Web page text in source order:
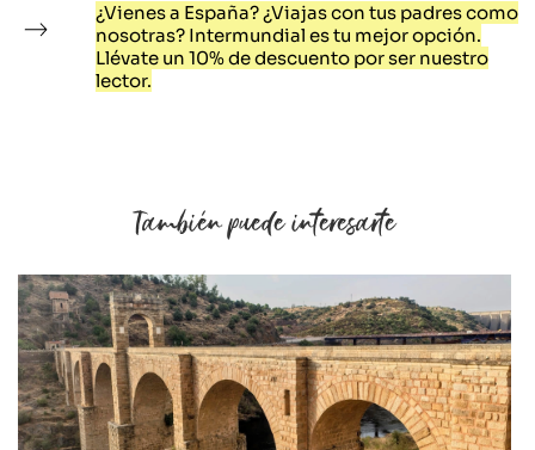
¿Vienes a España? ¿Viajas con tus padres como
nosotras? Intermundial es tu mejor opción.
Llévate un 10% de descuento por ser nuestro
lector.
También puede interesarte